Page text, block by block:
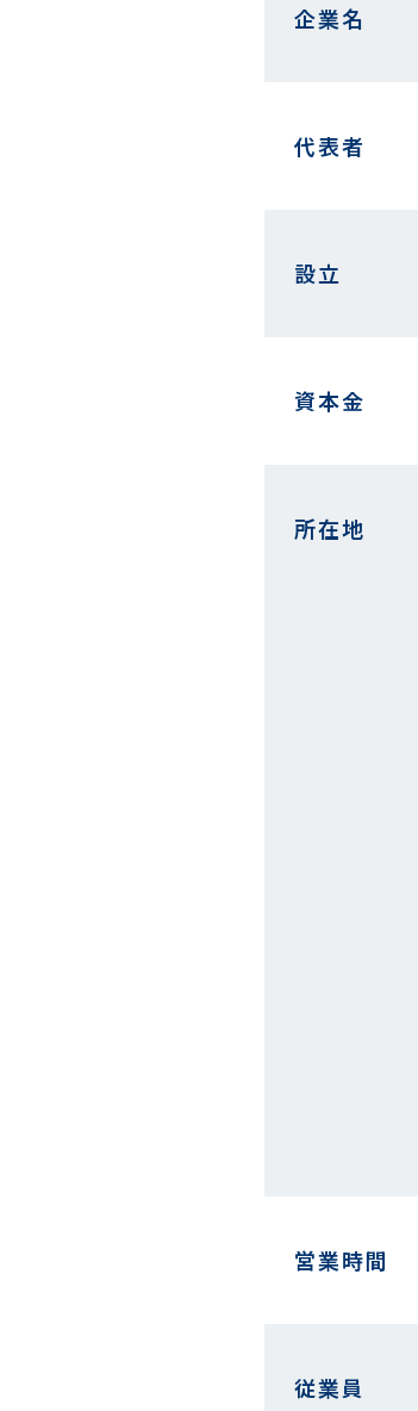
企業名
代表者
設立
資本金
所在地
営業時間
従業員